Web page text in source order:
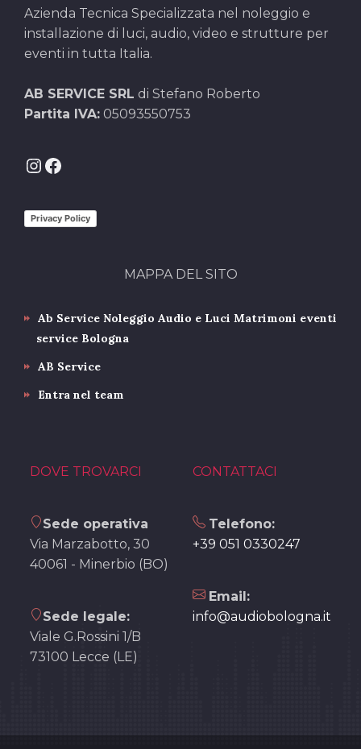
Azienda Tecnica Specializzata nel noleggio e
installazione di luci, audio, video e strutture per
eventi in tutta Italia.
AB SERVICE SRL di Stefano Roberto
Partita IVA: 05093550753
Instagram
Facebook
Privacy Policy
MAPPA DEL SITO
Ab Service Noleggio Audio e Luci Matrimoni eventi
service Bologna
AB Service
Entra nel team
DOVE TROVARCI
Sede operativa
Via Marzabotto, 30
40061 - Minerbio (BO)
Sede legale:
Viale G.Rossini 1/B
73100 Lecce (LE)
CONTATTACI
Telefono:
+39 051 0330247
Email:
info@audiobologna.it